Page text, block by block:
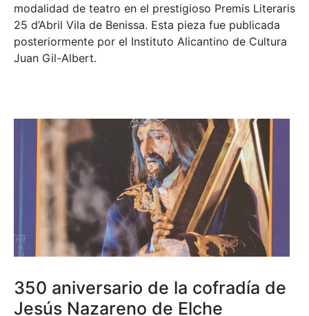
modalidad de teatro en el prestigioso Premis Literaris
25 d’Abril Vila de Benissa. Esta pieza fue publicada
posteriormente por el Instituto Alicantino de Cultura
Juan Gil-Albert.
350 aniversario de la cofradía de
Jesús Nazareno de Elche